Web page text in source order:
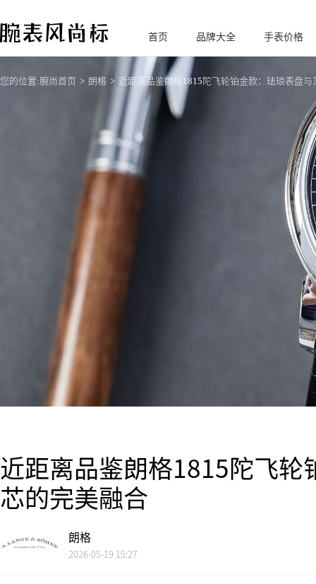
腕
表风尚标
首页 品牌大全 手表价格
您的位置: 腕尚首页 朗格 近距离品鉴朗格1815陀飞轮铂金款：珐琅表盘
近距离品鉴朗格1815陀飞
芯的完美融合
朗格
2026-05-19 15:27